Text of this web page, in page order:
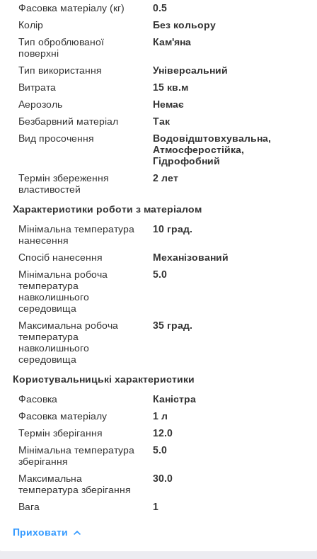
Фасовка матеріалу (кг)
0.5
Колір
Без кольору
Тип оброблюваної
поверхні
Кам'яна
Тип використання
Універсальний
Витрата
15 кв.м
Аерозоль
Немає
Безбарвний матеріал
Так
Вид просочення
Водовідштовхувальна,
Атмосферостійка,
Гідрофобний
Термін збереження
властивостей
2 лет
Характеристики роботи з матеріалом
Мінімальна температура
нанесення
10 град.
Спосіб нанесення
Механізований
Мінімальна робоча
температура
навколишнього
середовища
5.0
Максимальна робоча
температура
навколишнього
середовища
35 град.
Користувальницькі характеристики
Фасовка
Каністра
Фасовка матеріалу
1 л
Термін зберігання
12.0
Мінімальна температура
зберігання
5.0
Максимальна
температура зберігання
30.0
Вага 1
Приховати